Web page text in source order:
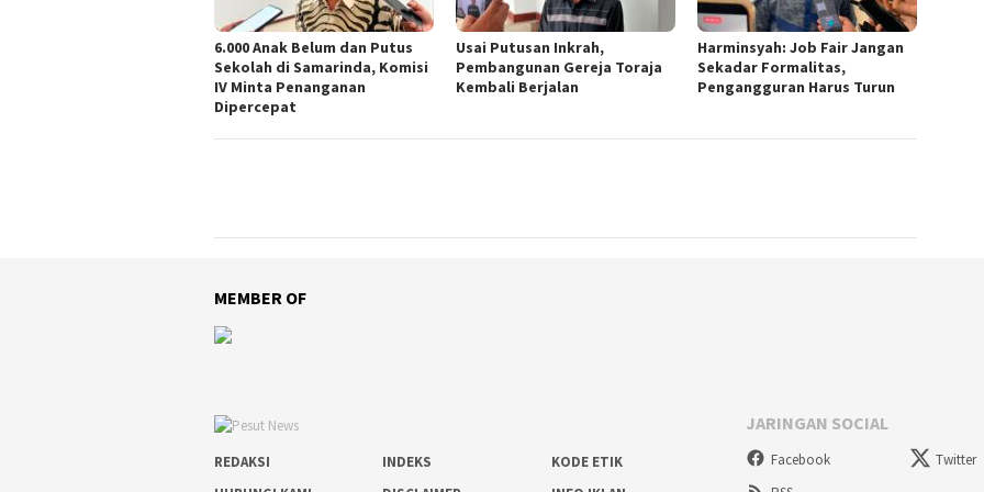
6.000 Anak Belum dan Putus
Sekolah di Samarinda, Komisi
IV Minta Penanganan
Dipercepat
Usai Putusan Inkrah,
Pembangunan Gereja Toraja
Kembali Berjalan
Harminsyah: Job Fair Jangan
Sekadar Formalitas,
Pengangguran Harus Turun
MEMBER OF
REDAKSI INDEKS
KODE ETIK
JARINGAN SOCIAL
Facebook Twitter